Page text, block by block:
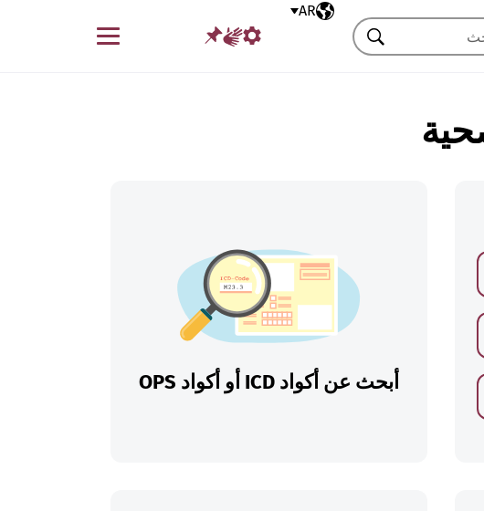
اللغة المختارةAR
قائمة
بحث
أبحث عن أكواد ICD أو أكواد OPS